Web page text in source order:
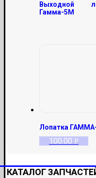
Выходной
Гамма-5М
Лопатка
100.00 Р
КАТАЛОГ